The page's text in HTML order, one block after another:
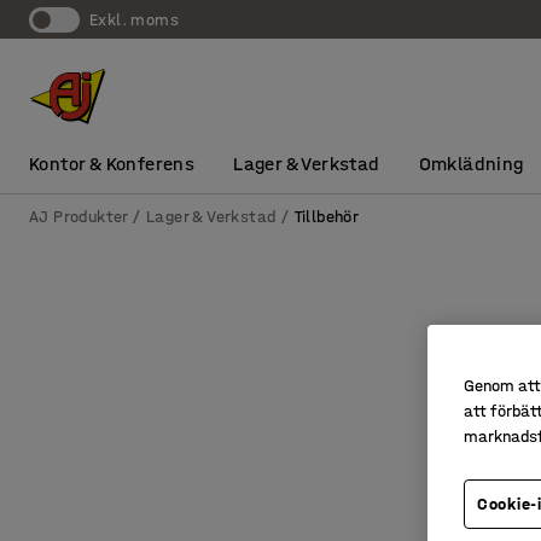
exkl. moms
Kontor & Konferens Lager & Verkstad Omklädning
AJ Produkter Lager & Verkstad Tillbehör
Genom
att